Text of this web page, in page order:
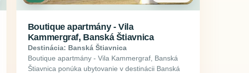
Boutique apartmány - Vila
Kammergraf, Banská Štiavnica
Destinácia: Banská Štiavnica
Boutique apartmány - Vila Kammergraf, Banská
Štiavnica ponúka ubytovanie v destinácii Banská